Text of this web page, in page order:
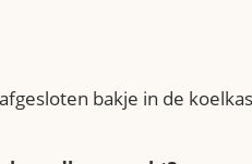
bakje in de